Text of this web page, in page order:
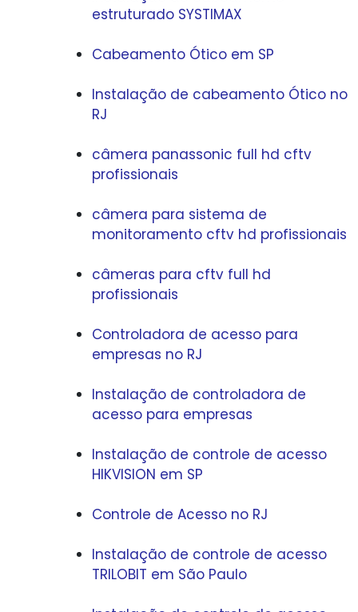
estruturado SYSTIMAX
Cabeamento Ótico em SP
Instalação de cabeamento Ótico no
RJ
câmera panassonic full hd cftv
profissionais
câmera para sistema de
monitoramento cftv hd profissionais
câmeras para cftv full hd
profissionais
Controladora de acesso para
empresas no RJ
Instalação de controladora de
acesso para empresas
Instalação de controle de acesso
HIKVISION em SP
Controle de Acesso no RJ
Instalação de controle de acesso
TRILOBIT em São Paulo